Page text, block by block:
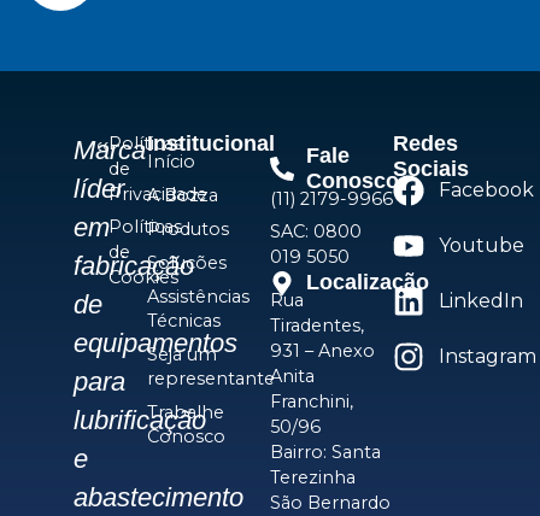
Marca
líder
em
fabricação
de
equipamentos
para
lubrificação
e
abastecimento
Políticas
de
Privacidade
Políticas
de
Cookies
Institucional
Início
A Bozza
Produtos
Soluções
Assistências
Técnicas
Seja um
representante
Trabalhe
Conosco
Localização
Rua
Tiradentes,
931 – Anexo
Anita
Franchini,
50/96
Bairro: Santa
Terezinha
São Bernardo
Fale
Conosco
(11) 2179-9966
SAC: 0800
019 5050
Redes
Sociais
Facebook
Youtube
LinkedIn
Instagram